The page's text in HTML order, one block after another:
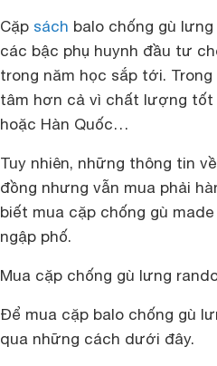
Cặp sách balo chống gù lưng
các bậc phụ huynh đầu tư
trong năm học sắp tới.
tâm hơn cả vì chất lượng tốt
hoặc Hàn Quốc…
Tuy nhiên, những thông tin
đồng nhưng vẫn mua phải
biết mua cặp chống gù
ngập phố.
Mua cặp chống gù lưng
Để mua cặp balo chống gù
qua những cách dưới đây.